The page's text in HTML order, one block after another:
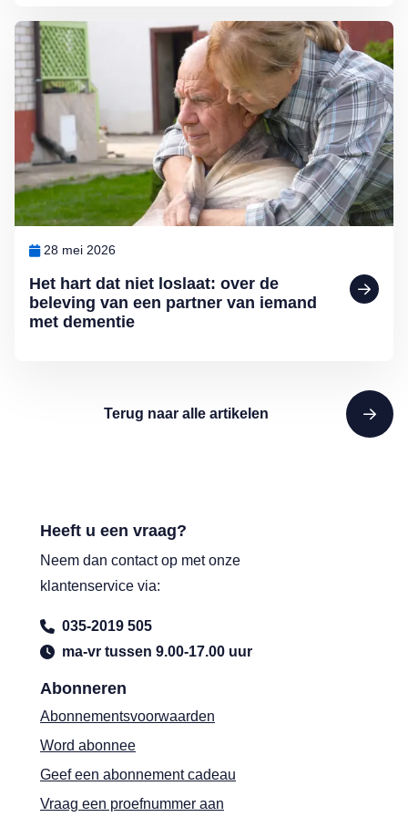
Het hart dat niet loslaat: over de
beleving van een partner van iemand
met dementie
28 mei 2026
Lees meer over Het hart dat niet loslaat: over de beleving van een
Terug naar alle artikelen
Abonneren
Abonnementsvoorwaarden
Word abonnee
Geef een abonnement cadeau
Vraag een proefnummer aan
Heeft u een vraag?
Neem dan contact op met onze
klantenservice via:
035-2019 505
ma-vr tussen 9.00-17.00 uur